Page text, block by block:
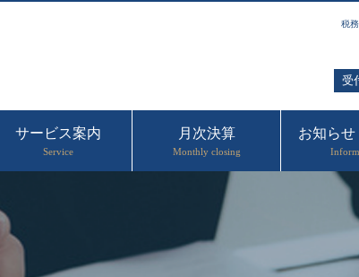
税
受
サービス案内
Service
月次決算
Monthly closing
お知ら